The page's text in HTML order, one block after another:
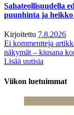
Sahateollisuudella
puunhinta ja heikko
Kirjoitettu 7.8.2026
Ei kommentteja
näkymät – kiusana
Lisää uutisia
Viikon luetuimmat